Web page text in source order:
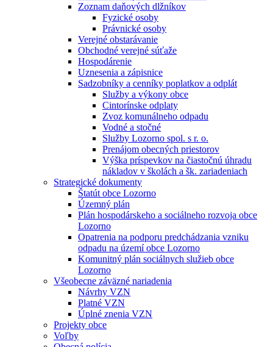
Zoznam daňových dlžníkov
Fyzické osoby
Právnické osoby
Verejné obstarávanie
Obchodné verejné súťaže
Hospodárenie
Uznesenia a zápisnice
Sadzobníky a cenníky poplatkov a odplát
Služby a výkony obce
Cintorínske odplaty
Zvoz komunálneho odpadu
Vodné a stočné
Služby Lozorno spol. s r. o.
Prenájom obecných priestorov
Výška príspevkov na čiastočnú úhradu
nákladov v školách a šk. zariadeniach
Strategické dokumenty
Štatút obce Lozorno
Územný plán
Plán hospodárskeho a sociálneho rozvoja obce
Lozorno
Opatrenia na podporu predchádzania vzniku
odpadu na území obce Lozorno
Komunitný plán sociálnych služieb obce
Lozorno
Všeobecne záväzné nariadenia
Návrhy VZN
Platné VZN
Úplné znenia VZN
Projekty obce
Voľby